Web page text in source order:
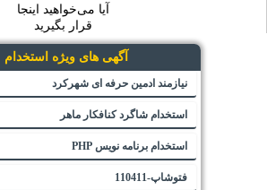
آیا می‌خواهید اینجا
قرار بگیرید
آگهی های ویژه استخدام
نیازمند ادمین حرفه ای شهرکرد
استخدام شاگرد کنافکار ماهر
استخدام برنامه نویس PHP
فتوشاپ-110411